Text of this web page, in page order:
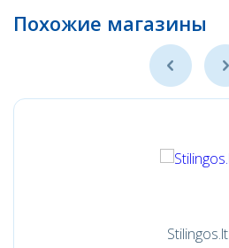
Похожие магазины
Stilingos.lt